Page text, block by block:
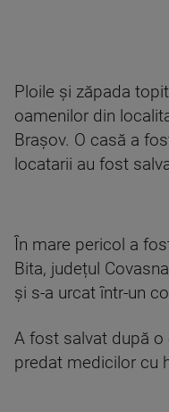
Ploile și zăpada
oamenilor din
Brașov. O casă a
locatarii au fost
În mare pericol a
Bita, județul
și s-a urcat într-un
A fost salvat după o
predat medicilor cu